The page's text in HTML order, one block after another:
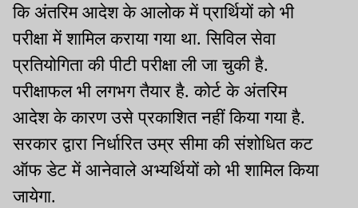
कि अंतरिम आदेश के आलोक में प्रार्थियों को भी
परीक्षा में शामिल कराया गया था. सिविल सेवा
प्रतियोगिता की पीटी परीक्षा ली जा चुकी है.
परीक्षाफल भी लगभग तैयार है. कोर्ट के अंतरिम
आदेश के कारण उसे प्रकाशित नहीं किया गया है.
सरकार द्वारा निर्धारित उम्र सीमा की संशोधित कट
ऑफ डेट में आनेवाले अभ्यर्थियों को भी शामिल किया
जायेगा.